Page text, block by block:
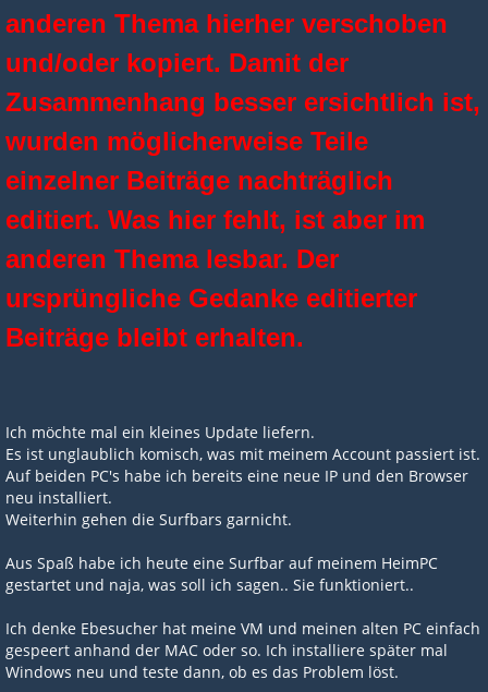
anderen Thema hierher verschoben
und/oder kopiert. Damit der
Zusammenhang besser ersichtlich ist,
wurden möglicherweise Teile
einzelner Beiträge nachträglich
editiert. Was hier fehlt, ist aber im
anderen Thema lesbar. Der
ursprüngliche Gedanke editierter
Beiträge bleibt erhalten.
Ich möchte mal ein kleines Update liefern.
Es ist unglaublich komisch, was mit meinem Account passiert ist.
Auf beiden PC's habe ich bereits eine neue IP und den Browser
neu installiert.
Weiterhin gehen die Surfbars garnicht.
Aus Spaß habe ich heute eine Surfbar auf meinem HeimPC
gestartet und naja, was soll ich sagen.. Sie funktioniert..
Ich denke Ebesucher hat meine VM und meinen alten PC einfach
gespeert anhand der MAC oder so. Ich installiere später mal
Windows neu und teste dann, ob es das Problem löst.